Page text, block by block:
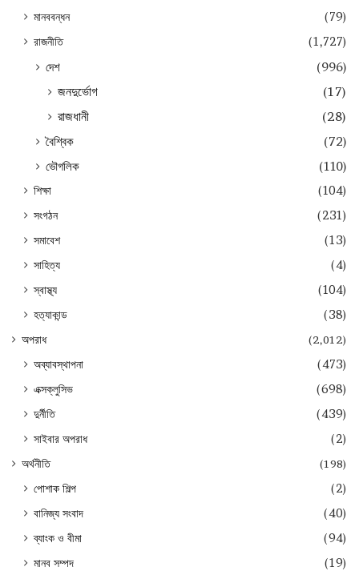
মানববন্ধন
(79)
রাজনীতি
(1,727)
দেশ
(996)
জনদুর্ভোগ
(17)
রাজধানী
(28)
বৈশ্বিক
(72)
ভৌগলিক
(110)
শিক্ষা
(104)
সংগঠন
(231)
সমাবেশ
(13)
সাহিত্য
(4)
স্বাস্থ্য
(104)
হত্যাকান্ড
(38)
অপরাধ (2,012)
অব্যাবস্থাপনা
(473)
এক্সক্লুসিভ
(698)
দুর্নীতি
(439)
সাইবার অপরাধ
(2)
অর্থনীতি (198)
পোশাক শিল্প
(2)
বানিজ্য সংবাদ
(40)
ব্যাংক ও বীমা
(94)
মানব সম্পদ
(19)